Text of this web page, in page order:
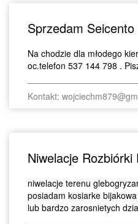
Sprzedam Seicento
Na chodzie dla młodego
oc.telefon 537 144 798 .
Kontakt:
Niwelacje
niwelacje terenu
posiadam kosiarke
lub bardzo zarosnietych